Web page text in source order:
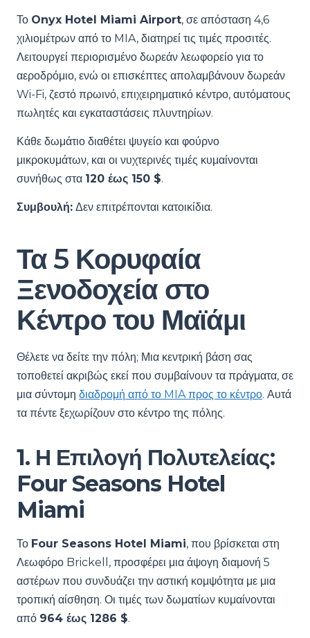
Το Onyx Hotel Miami Airport, σε απόσταση 4,6
χιλιομέτρων από το MIA, διατηρεί τις τιμές προσιτές.
Λειτουργεί περιορισμένο δωρεάν λεωφορείο για το
αεροδρόμιο, ενώ οι επισκέπτες απολαμβάνουν δωρεάν
Wi-Fi, ζεστό πρωινό, επιχειρηματικό κέντρο, αυτόματους
πωλητές και εγκαταστάσεις πλυντηρίων.
Κάθε δωμάτιο διαθέτει ψυγείο και φούρνο
μικροκυμάτων, και οι νυχτερινές τιμές κυμαίνονται
συνήθως στα 120 έως 150 $.
Συμβουλή: Δεν επιτρέπονται κατοικίδια.
Τα 5 Κορυφαία
Ξενοδοχεία στο
Κέντρο του Μαϊάμι
Θέλετε να δείτε την πόλη; Μια κεντρική βάση σας
τοποθετεί ακριβώς εκεί που συμβαίνουν τα πράγματα, σε
μια σύντομη διαδρομή από το MIA προς το κέντρο. Αυτά
τα πέντε ξεχωρίζουν στο κέντρο της πόλης.
1. Η Επιλογή Πολυτελείας:
Four Seasons Hotel
Miami
Το Four Seasons Hotel Miami, που βρίσκεται στη
Λεωφόρο Brickell, προσφέρει μια άψογη διαμονή 5
αστέρων που συνδυάζει την αστική κομψότητα με μια
τροπική αίσθηση. Οι τιμές των δωματίων κυμαίνονται
από 964 έως 1286 $.